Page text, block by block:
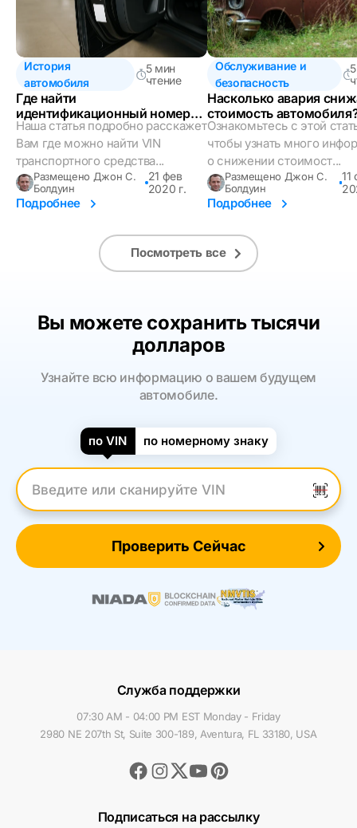
История
автомобиля
5 мин
чтение
Где найти
идентификационный номер
автомобиля (VIN)?
Наша статья подробно расскажет
Вам где можно найти VIN
транспортного средства...
Размещено Джон С.
Болдуин
21 фев
2020 г.
Подробнее
Обслуживание и
безопасность
Насколько авария
стоимость
Ознакомьтесь с этой
чтобы узнать много
о снижении стоимост...
Размещено Джон С.
Болдуин
11
Подробнее
Посмотреть все
Вы можете сохранить тысячи
долларов
Узнайте всю информацию о вашем будущем
автомобиле.
по VIN по номерному знаку
Введите VIN
Проверить Сейчас
Служба поддержки
07:30 AM - 04:00 PM EST Monday - Friday
2980 NE 207th St, Suite 300-189, Aventura, FL 33180, USA
Facebook
Instagram
TwitterYoutubePinterest
Подписаться на рассылку